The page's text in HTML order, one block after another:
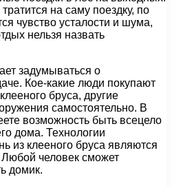
на саму поездку, по
чувство усталости и шума,
нельзя назвать
задумываться о
Кое-какие люди покупают
бруса, другие
самостоятельно. В
возможность быть всецело
дома. Технологии
из клееного бруса являются
человек сможет
домик.